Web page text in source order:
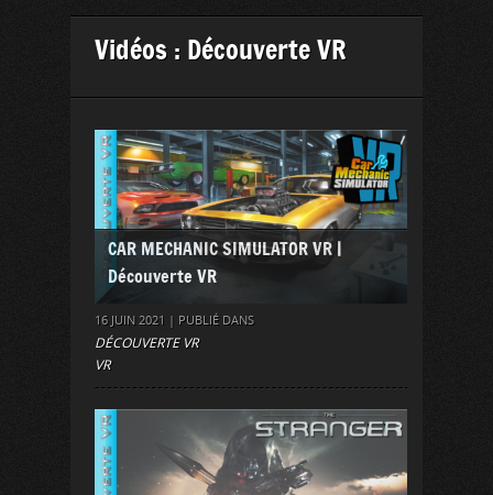
Vidéos : Découverte VR
CAR MECHANIC SIMULATOR VR |
Découverte VR
16 JUIN 2021 | PUBLIÉ DANS
DÉCOUVERTE VR
VR